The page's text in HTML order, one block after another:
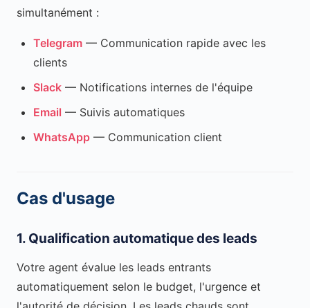
simultanément :
Telegram — Communication rapide avec les
clients
Slack — Notifications internes de l'équipe
Email — Suivis automatiques
WhatsApp — Communication client
Cas d'usage
1. Qualification automatique des leads
Votre agent évalue les leads entrants
automatiquement selon le budget, l'urgence et